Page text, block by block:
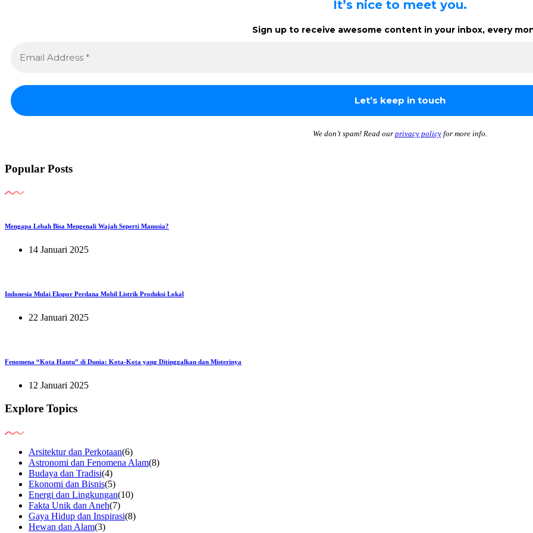
It’s nice to meet you.
Sign up to receive awesome content in your inbox, every
We don’t spam! Read our privacy policyfor more info.
Popular Posts
Mengapa Lebah Bisa Mengenali Wajah Seperti Manusia?
14 Januari 2025
Indonesia Mulai Ekspor Perdana Mobil Listrik Produksi Lokal
22 Januari 2025
Fenomena “Kota Hantu” di Dunia: Kota-Kota yang Ditinggalkan dan Misterinya
12 Januari 2025
Explore Topics
Arsitektur dan Perkotaan(6)
Astronomi dan Fenomena Alam(8)
Budaya dan Tradisi(4)
Ekonomi dan Bisnis(5)
Energi dan Lingkungan(10)
Fakta Unik dan Aneh(7)
Gaya Hidup dan Inspirasi(8)
Hewan dan Alam(3)